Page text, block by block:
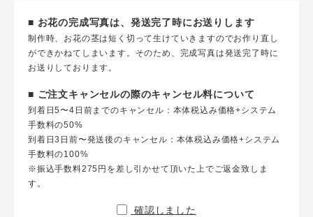
■ お花の完成写真は、発送完了時にお送りします
制作時、お花の茎は短く切って生けていきますのでお作り直し
ができかねてしまいます。そのため、完成写真は発送完了時に
お送りしております。
■ ご注文キャンセルの際のキャンセル料について
到着日5〜4日前までのキャンセル：本体税込み価格+システム
手数料の50%
到着日3日前〜発送後のキャンセル：本体税込み価格+システム
手数料の100%
※振込手数料275円を差し引かせて頂いた上でご返金致しま
す。
確認しました